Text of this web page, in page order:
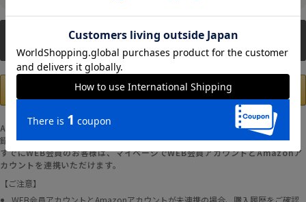
新規会員登録
Amazonアカウントの登録情報を使用して、お支払いおよび新規WEB会員登
録が可能です。
すでにWEB会員のお客様は、マイページでWEB会員アカウントとAmazonア
カウントを連携いただけます。
【ご注意】
WEB会員アカウントとAmazonアカウントが未連携の場合、購入履歴をご確認